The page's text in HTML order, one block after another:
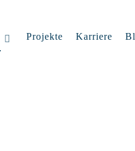
Projekte Karriere